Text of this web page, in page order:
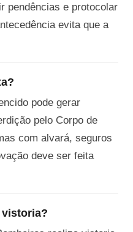
pendências e protocolar
evita que a
pode gerar
pelo Corpo de
com alvará, seguros
deve ser feita
vistoria?